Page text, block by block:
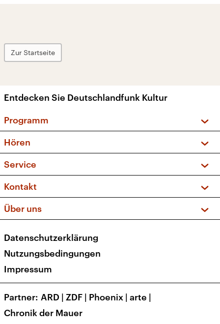
Zur Startseite
Entdecken Sie Deutschlandfunk Kultur
Programm
Sendungen und Podcasts
Musikliste
Kakadu – Das Kinderprogramm
Hören
Frequenzen (UKW + DAB+)
Service
FAQ
Apps
Newsletter
Veranstaltungen
Kontakt
Social Media
Über uns
Presse
Karriere
Transparenz
Datenschutzerklärung
Nutzungsbedingungen
Impressum
Partner ARD | ZDF | Phoenix | arte |
Chronik der Mauer